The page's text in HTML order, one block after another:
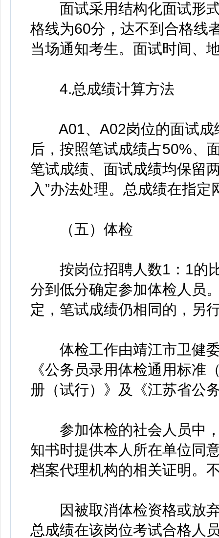
面试采用结构化面试形式
格线为60分，达不到合格线
当场通知考生。面试时间、
4.总成绩计算方法
A01、A02岗位的面试成
后，按照笔试成绩占50%、
笔试成绩、面试成绩均保留
入”办法处理。总成绩在指定
（五）体检
按岗位招聘人数1：1的比
分到低分确定参加体检人员
定，笔试成绩仍相同的，另
体检工作由靖江市卫健委
《公务员录用体检通用标准
册（试行）》及《江苏省公
参加体检的社会人员中，
知书时提供本人所在单位同
档案代理机构的相关证明。
因被取消体检资格或放弃
总成绩在该岗位考试合格人